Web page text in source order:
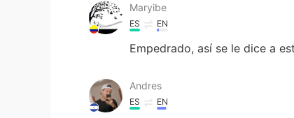
Maryibe
ES EN
Empedrado, así se le dice a
Andres
ES EN